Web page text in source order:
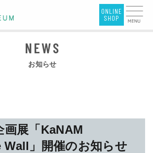
お知らせ
画展「KaNAM
」開催のお知らせ